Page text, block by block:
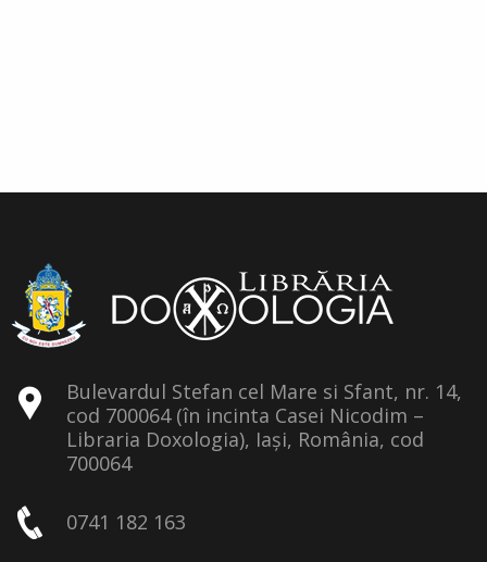
Bulevardul Stefan cel Mare si Sfant, nr. 14,
cod 700064 (în incinta Casei Nicodim –
Libraria Doxologia), Iași, România, cod
700064
0741 182 163